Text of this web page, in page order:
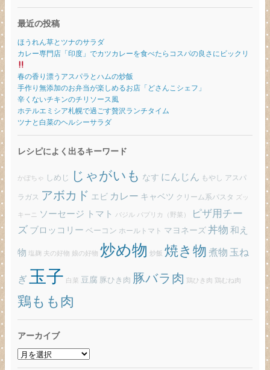
最近の投稿
ほうれん草とツナのサラダ
カレー専門店「印度」でカツカレーを食べたらコスパの良さにビックリ
春の香り漂うアスパラとハムの炒飯
手作り無添加のお弁当が楽しめるお店「どさんこシェフ」
辛くないチキンのチリソース風
ホテルエミシア札幌で過ごす贅沢ランチタイム
ツナと白菜のヘルシーサラダ
レシピによく出るキーワード
かぼちゃ しめじ じゃがいも なす にんじん もやし アスパ
ラガス アボカド エビ カレー キャベツ クリーム系パスタ ズッ
キーニ ソーセージ トマト バジル パプリカ（野菜）
ピザ用チー
ズ ブロッコリー ベーコン ホールトマト マヨネーズ丼物 和え
物 塩麹 夫の好物 娘の好物 炒め物 炒飯 焼き物煮物 玉ね
ぎ 玉子 白菜 豆腐 豚ひき肉 豚バラ肉 鶏ひき肉 鶏むね肉
鶏もも肉
アーカイブ
ア